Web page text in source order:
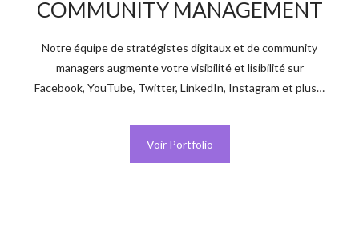
COMMUNITY MANAGEMENT
Notre équipe de stratégistes digitaux et de community
managers augmente votre visibilité et lisibilité sur
Facebook, YouTube, Twitter, LinkedIn, Instagram et plus…
Voir Portfolio